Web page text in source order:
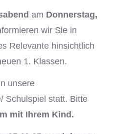
am Donnerstag,
wir Sie in
Relevante hinsichtlich
1. Klassen.
unsere
Schulspiel statt. Bitte
mit Ihrem Kind.